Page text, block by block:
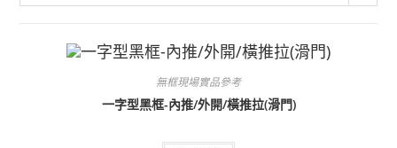
無框現場實品參考
一字型黑框-內推/外開/橫推拉(滑門)